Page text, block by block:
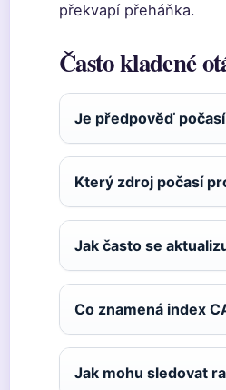
překvapí přeháňka.
Často kladené
Je předpověď
Který zdroj počasí
Jak často se
Co znamená index
Jak mohu sledovat